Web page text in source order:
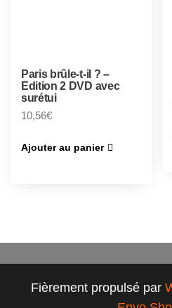
Paris brûle-t-il ? –
Edition 2 DVD avec
surétui
10,56€
Ajouter au panier
Fièrement propulsé par